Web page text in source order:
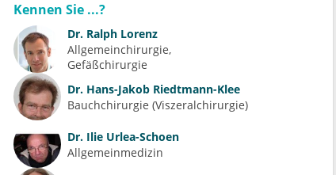
Kennen Sie ...?
Dr. Ralph Lorenz
Allgemeinchirurgie
Gefäßchirurgie
Dr. Hans-Jakob Riedtmann-Klee
Bauchchirurgie (Viszeralchirurgie)
Dr. Ilie Urlea-Schoen
Allgemeinmedizin